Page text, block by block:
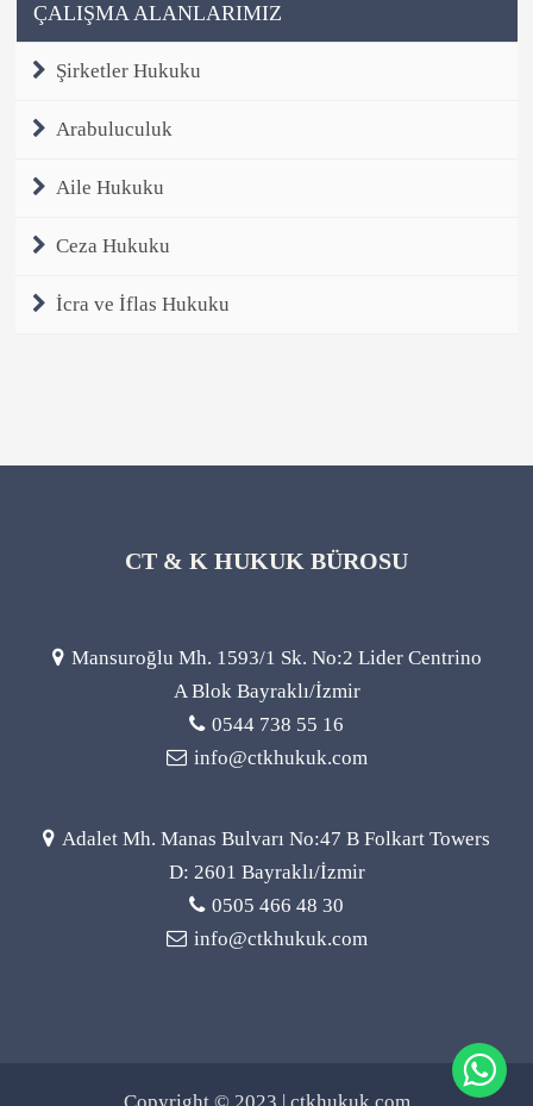
ÇALIŞMA ALANLARIMIZ
Şirketler Hukuku
Arabuluculuk
Aile Hukuku
Ceza Hukuku
İcra ve İflas Hukuku
CT & K HUKUK BÜROSU
Mansuroğlu Mh. 1593/1 Sk. No:2 Lider Centrino
A Blok Bayraklı/İzmir
0544 738 55 16
info@ctkhukuk.com
Adalet Mh. Manas Bulvarı No:47 B Folkart Towers
D: 2601 Bayraklı/İzmir
0505 466 48 30
info@ctkhukuk.com